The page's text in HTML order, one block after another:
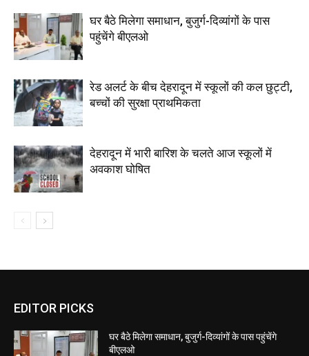
घर बैठे मिलेगा समाधान, बुजुर्ग-दिव्यांगों के पास
पहुंचेंगे बीएलओ
रेड अलर्ट के बीच देहरादून में स्कूलों की कल छुट्टी,
बच्चों की सुरक्षा प्राथमिकता
देहरादून में भारी बारिश के चलते आज स्कूलों में
अवकाश घोषित
EDITOR PICKS
घर बैठे मिलेगा समाधान, बुजुर्ग-दिव्यांगों के पास पहुंचेंगे
बीएलओ